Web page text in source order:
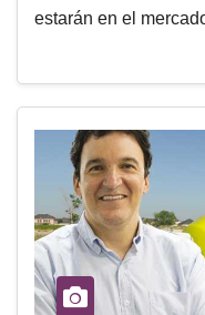
estarán en el